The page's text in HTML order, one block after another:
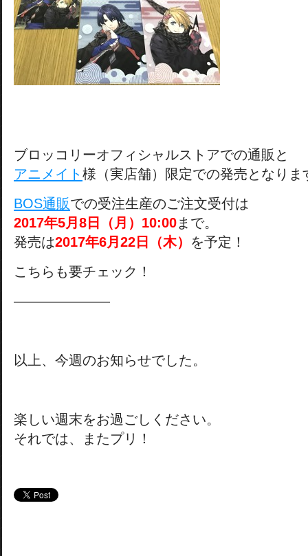
ブロッコリーオフィシャルストアでの通販と
アニメイト 様（実店舗）限定での発売となりま
BOS通販での受注生産のご注文受付は
2017年5月8 日（月）10:00まで。
発売は2017年6月22 日（木） を予定！
こちらも要チェック！
———————
以上、今週のお知らせでした。
楽しい週末をお過ごしください。
それでは、またプリ！